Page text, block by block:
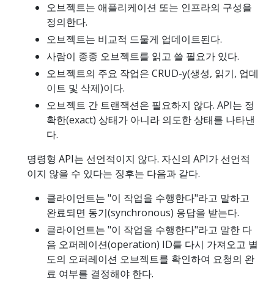
오브젝트는 애플리케이션 또는 인프라의 구성을
정의한다.
오브젝트는 비교적 드물게 업데이트된다.
사람이 종종 오브젝트를 읽고 쓸 필요가 있다.
오브젝트의 주요 작업은 CRUD-y(생성, 읽기, 업데
이트 및 삭제)이다.
오브젝트 간 트랜잭션은 필요하지 않다. API는 정
확한(exact) 상태가 아니라 의도한 상태를 나타낸
다.
명령형 API는 선언적이지 않다. 자신의 API가 선언적
이지 않을 수 있다는 징후는 다음과 같다.
클라이언트는 "이 작업을 수행한다"라고 말하고
완료되면 동기(synchronous) 응답을 받는다.
클라이언트는 "이 작업을 수행한다"라고 말한 다
음 오퍼레이션(operation) ID를 다시 가져오고 별
도의 오퍼레이션 오브젝트를 확인하여 요청의 완
료 여부를 결정해야 한다.